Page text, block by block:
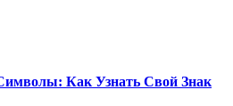
Как Узнать Свой Знак